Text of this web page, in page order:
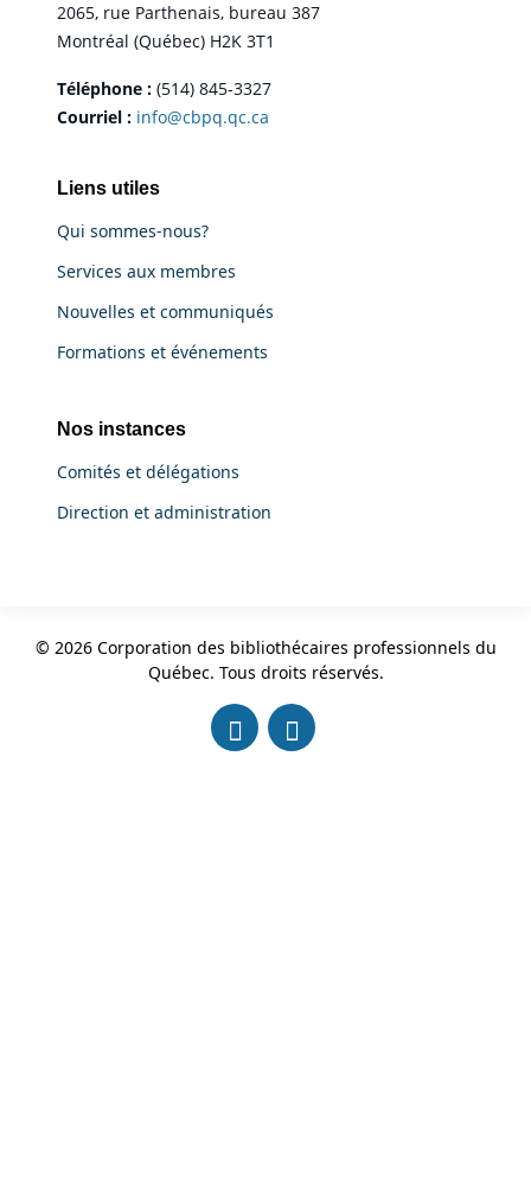
2065, rue Parthenais, bureau 387
Montréal (Québec) H2K 3T1
Téléphone : (514) 845-3327
Courriel : info@cbpq.qc.ca
Liens utiles
Qui sommes-nous?
Services aux membres
Nouvelles et communiqués
Formations et événements
Nos instances
Comités et délégations
Direction et administration
© 2026 Corporation des bibliothécaires professionnels du
Québec. Tous droits réservés.